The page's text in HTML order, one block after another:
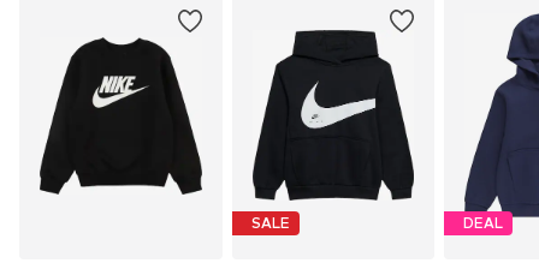
SALE DEAL